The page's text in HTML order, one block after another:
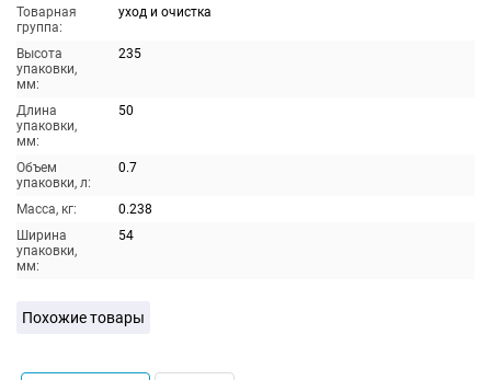
Товарная
группа:
уход и очистка
Высота
упаковки,
мм:
235
Длина
упаковки,
мм:
50
Объем
упаковки, л:
0.7
Масса, кг:
0.238
Ширина
упаковки,
мм:
54
Похожие товары